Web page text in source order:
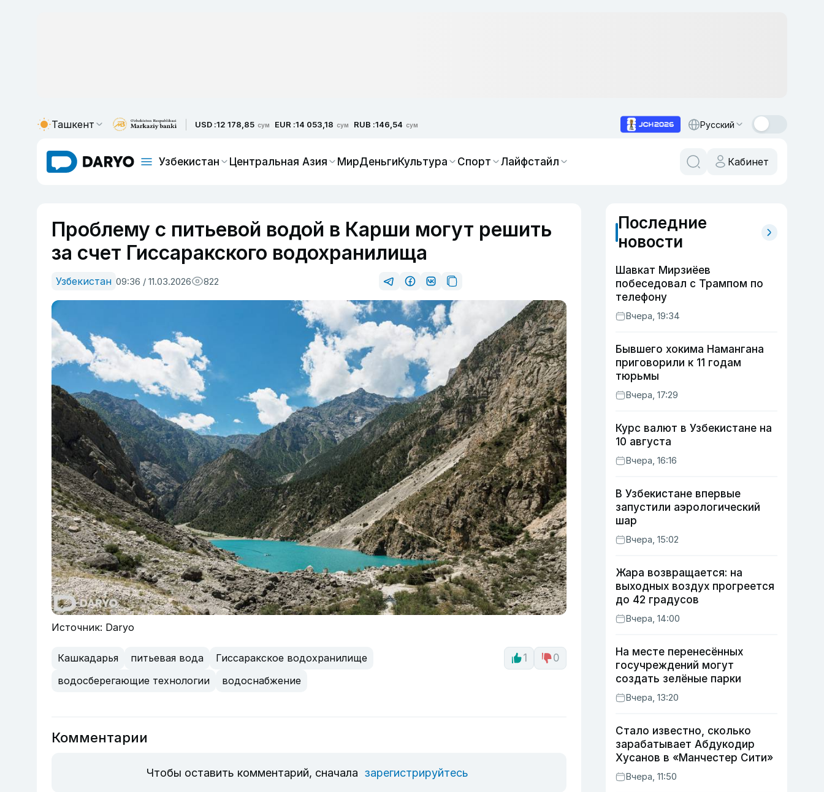
Ташкент USD :12 178,85 сум EUR :14 053,18 сум RUB :146,54 сум Русский
Узбекистан Центральная Азия МирДеньгиКультура Спорт Лайфстайл Кабинет
Проблему с питьевой водой в Карши могут решить
за счет Гиссаракского водохранилища
Узбекистан 09:36 / 11.03.2026 822
Источник: Daryo
Кашкадарья питьевая вода
Гиссаракское водохранилище
водосберегающие технологии
водоснабжение
1 0
Комментарии
Чтобы оставить комментарий, сначала зарегистрируйтесь
Последние
новости
Шавкат Мирзиёев
побеседовал с Трампом по
телефону
Вчера, 19:34
Бывшего хокима Намангана
приговорили к 11 годам
тюрьмы
Вчера, 17:29
Курс валют в Узбекистане на
10 августа
Вчера, 16:16
В Узбекистане впервые
запустили аэрологический
шар
Вчера, 15:02
Жара возвращается: на
выходных воздух прогреется
до 42 градусов
Вчера, 14:00
На месте перенесённых
госучреждений могут
создать зелёные парки
Вчера, 13:20
Стало известно, сколько
зарабатывает Абдукодир
Хусанов в «Манчестер Сити»
Вчера, 11:50